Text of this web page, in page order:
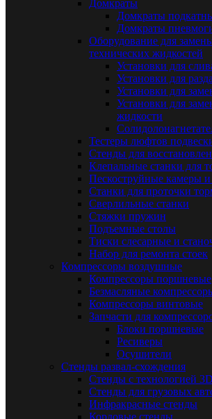
Домкраты
Домкраты
Домкраты
Оборудование для
технических жидкостей
Установки для
Установки для
Установки для
Установки для
жидкости
Тестеры люфтов
Стенды для
Клепальные станки для
Пескоструйные камеры и
Станки для проточки
Сверлильные станки
Стяжки пружин
Подъемные столы
Тиски слесарные и
Набор для ремонта стоек
Компрессоры воздушные
Компрессоры поршневые
Безмасляные
Компрессоры винтовые
Запчасти для
Блоки поршневые
Ресиверы
Осушители
Стенды развал-схождения
Стенды с технологией 3D
Стенды для грузовых
Инфракрасные стенды
Кордовые стенды